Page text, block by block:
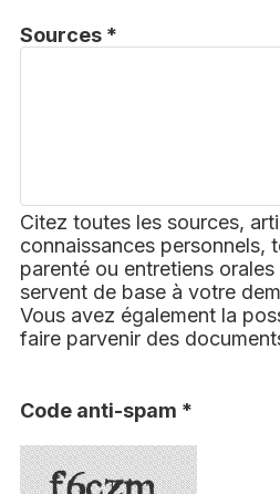
Sources *
Citez toutes les sources,
connaissances personnels,
parenté ou entretiens
servent de base à votre
Vous avez également la
faire parvenir des
Code anti-spam *